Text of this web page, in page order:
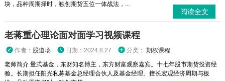
块，品种周期择时，独创期货五位一体战法，...
阅读全文
老蒋重心理论面对面学习视频课程
作者： 股道场 日期：2024.8.27 分类： 期权课程
老师简介 量式基金，东财知名博主，东方财富观察嘉宾。十七年股市期货投资经
验。长期担任阳光私募基金总经理合伙人及基金经理。擅长宏观经济周期与板